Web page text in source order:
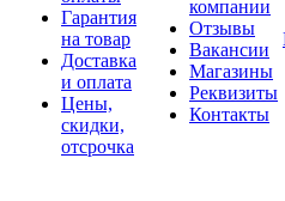
Гарантия
на товар
Доставка
и оплата
Цены,
скидки,
отсрочка
компании
Отзывы
Вакансии
Магазины
Реквизиты
Контакты